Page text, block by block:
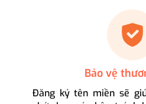
Bảo vệ
Đăng ký tên miền sẽ